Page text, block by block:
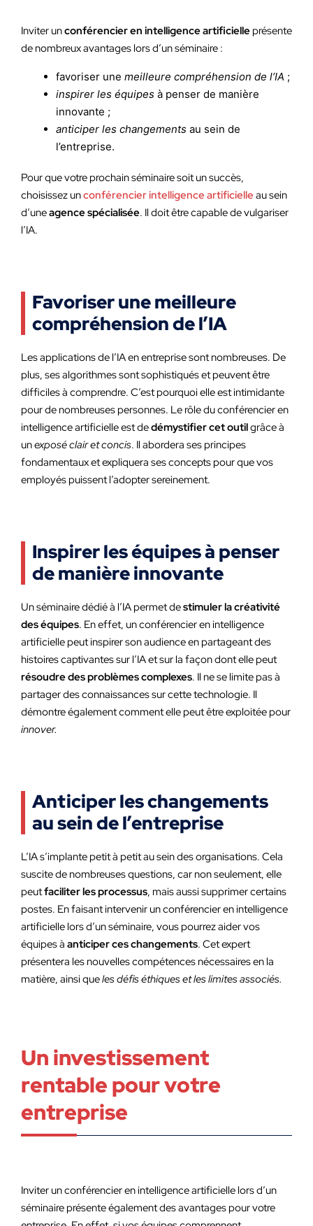
Inviter unconférencier en intelligence artificielle présente
de nombreux avantages lors d’un séminaire :
favoriser une meilleure compréhension de l’IA ;
inspirer les équipes à penser de manière
innovante ;
anticiper les changements au sein de
l’entreprise.
Pour que votre prochain séminaire soit un succès,
choisissez unconférencier intelligence artificielle au sein
d’uneagence spécialisée. Il doit être capable de vulgariser
l’IA.
Favoriser une meilleure
compréhension de l’IA
Les applications de l’IA en entreprise sont nombreuses. De
plus, ses algorithmes sont sophistiqués et peuvent être
difficiles à comprendre. C’est pourquoi elle est intimidante
pour de nombreuses personnes. Le rôle du conférencier en
intelligence artificielle est dedémystifier cet outilgrâce à
unexposé clair et concis. Il abordera ses principes
fondamentaux et expliquera ses concepts pour que vos
employés puissent l’adopter sereinement.
Inspirer les équipes à penser
de manière innovante
Un séminaire dédié à l’IA permet destimuler la créativité
des équipes. En effet, un conférencier en intelligence
artificielle peut inspirer son audience en partageant des
histoires captivantes sur l’IA et sur la façon dont elle peut
résoudre des problèmes complexes. Il ne se limite pas à
partager des connaissances sur cette technologie. Il
démontre également comment elle peut être exploitée pour
innover.
Anticiper les changements
au sein de l’entreprise
L’IA s’implante petit à petit au sein des organisations. Cela
suscite de nombreuses questions, car non seulement, elle
peutfaciliter les processus, mais aussi supprimer certains
postes. En faisant intervenir un conférencier en intelligence
artificielle lors d’un séminaire, vous pourrez aider vos
équipes à anticiper ces changements. Cet expert
présentera les nouvelles compétences nécessaires en la
matière, ainsi queles défis éthiques et les limitesassociés.
Un investissement
rentable pour votre
entreprise
Inviter un conférencier en intelligence artificielle lors d’un
séminaire présente également des avantages pour votre